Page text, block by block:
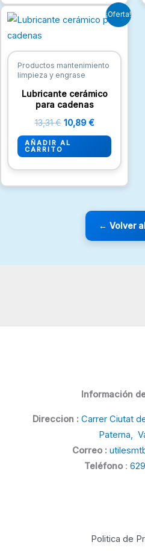
¡Oferta!
Productos mantenimiento
limpieza y engrase
Lubricante cerámico
para cadenas
13,31€
precio
13,31 €.
10,89 €
precio
10,89 €.
AÑADIR AL
CARRITO
← Volver
Información
Direccion : Carrer Ciutat
Paterna,
Correo :
Teléfono :
Politica de